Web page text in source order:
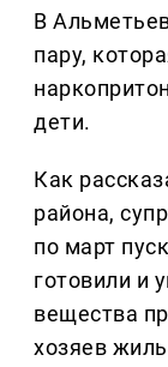
В
пару,
дети.
Как
района,
по март
готовили и
вещества
хозяев